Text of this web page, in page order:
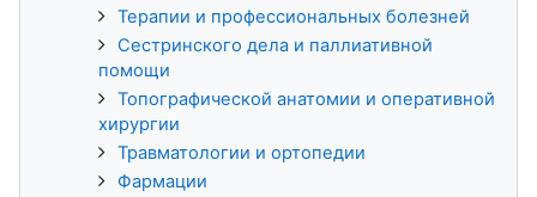
Терапии и профессиональных болезней
Сестринского дела и паллиативной
помощи
Топографической анатомии и оперативной
хирургии
Травматологии и ортопедии
Фармации